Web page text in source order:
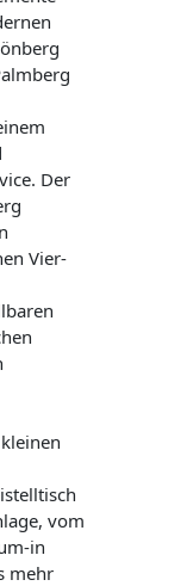
Der
Vier-
vom
in
mehr